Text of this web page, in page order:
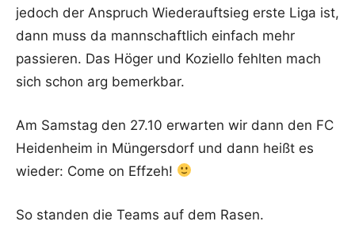
jedoch der Anspruch Wiederauftsieg erste Liga ist,
dann muss da mannschaftlich einfach mehr
passieren. Das Höger und Koziello fehlten mach
sich schon arg bemerkbar.
Am Samstag den 27.10 erwarten wir dann den FC
Heidenheim in Müngersdorf und dann heißt es
wieder: Come on Effzeh!
So standen die Teams auf dem Rasen.